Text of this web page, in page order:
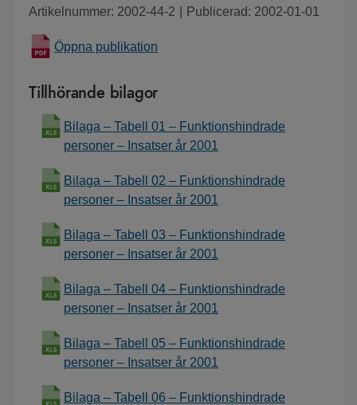
Artikelnummer: 2002-44-2 Publicerad: 2002-01-01
Öppna publikation
Tillhörande bilagor
Bilaga – Tabell 01 – Funktionshindrade
personer – Insatser år 2001
Bilaga – Tabell 02 – Funktionshindrade
personer – Insatser år 2001
Bilaga – Tabell 03 – Funktionshindrade
personer – Insatser år 2001
Bilaga – Tabell 04 – Funktionshindrade
personer – Insatser år 2001
Bilaga – Tabell 05 – Funktionshindrade
personer – Insatser år 2001
Bilaga – Tabell 06 – Funktionshindrade